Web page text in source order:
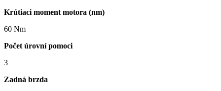
Krútiaci moment motora (nm)
60 Nm
Počet úrovní pomoci
3
Zadná brzda